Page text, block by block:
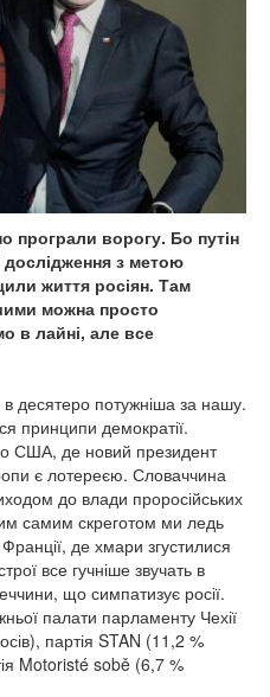
програли ворогу. Бо путін
дослідження з метою
життя росіян. Там
можна просто
в лайні, але все
десятеро потужніша за нашу.
принципи демократії.
США, де новий президент
є лотереєю. Словаччина
до влади проросійських
самим скреготом ми ледь
де хмари згустилися
все гучніше звучать в
що симпатизує росії.
палати парламенту Чехії
партія STAN (11,2 %
Motoristé sobě (6,7 %